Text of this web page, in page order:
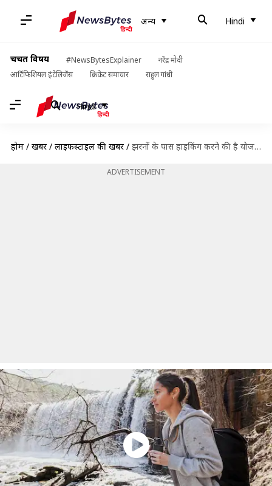
अन्य Hindi
चर्चित विषय #NewsBytesExplainer
नरेंद्र मोदी
आर्टिफिशियल इंटेलिजेंस
क्रिकेट समाचार राहुल गांधी
Hindi
होम / खबरें / लाइफस्टाइल की खबरें / झरनों के पास हाइकिंग करने की है योजना? सुरक्षा के तौर पर बरतें ये सावधानियां
ADVERTISEMENT